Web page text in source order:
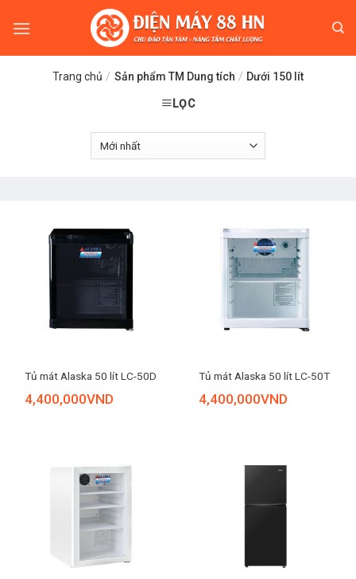
Trang chủ / Sản phẩm TM Dung tích / Dưới 150 lít
LỌC
Tủ mát Alaska 50 lít LC-50D
4,400,000VND
Tủ mát Alaska 50 lít LC-50T
4,400,000VND